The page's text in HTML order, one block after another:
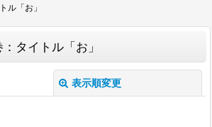
ル「お」
タイトル「お」
表示順変更